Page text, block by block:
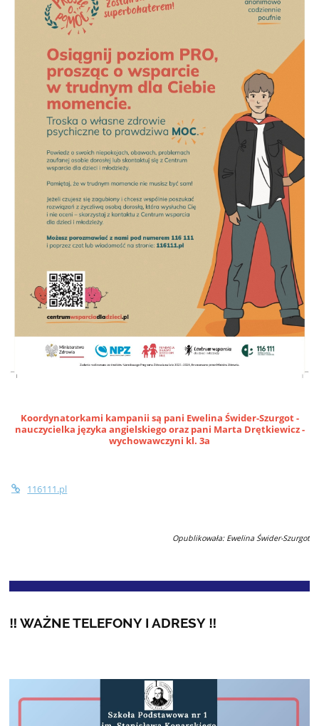
Koordynatorkami kampanii są pani Ewelina Świder-Szurgot -
nauczycielka języka angielskiego oraz pani Marta Drętkiewicz -
wychowawczyni kl. 3a
116111.pl
Opublikowała: Ewelina Świder-Szurgot
‼️ WAŻNE TELEFONY I ADRESY ‼️